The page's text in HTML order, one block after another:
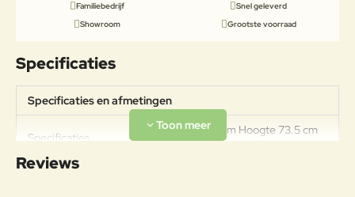
Familiebedrijf
Snel geleverd
Showroom
Grootste voorraad
Specificaties
Specificaties en afmetingen
Specificaties
Breedte 240 cm Hoogte 73.5 cm
Reviews